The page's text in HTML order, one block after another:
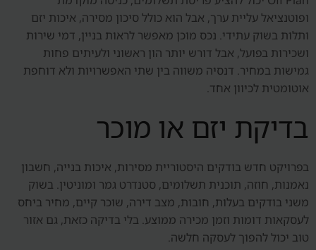
ופוטנציאל עליית ערך, אבל הוא כולל סיכון מסירה, איכות יזם
ותלות בשוק עתידי. נכס מוכן מאפשר לראות בניין, דמי שירות
ושכירות בפועל, אבל דורש יותר הון ראשוני ולעיתים פחות
גמישות במחיר. דנסיה משווה בין שתי האפשרויות ולא דוחפת
אוטומטית לכיוון אחד.
בדיקת יזם או מוכר
בפרויקט חדש בודקים היסטוריית מסירות, איכות בנייה, חשבון
נאמנות, חוזה, תוכנית תשלומים, סטנדרט גמר ומוניטין. בשוק
משני בודקים בעלות, חובות, מצב דירה, שוכר קיים, מחיר ביחס
לעסקאות דומות וזמן מכירה ממוצע. בלי בדיקה כזאת, גם אזור
טוב יכול להפוך לעסקה חלשה.